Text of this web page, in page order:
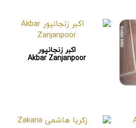
اکبر زنجانپور
Akbar Zanjanpoor